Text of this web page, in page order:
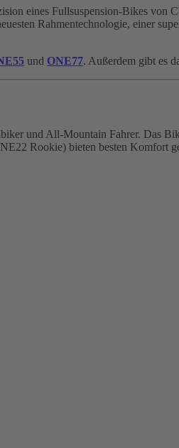
eines Fullsuspension-Bikes
Rahmentechnologie, einer
und ONE77. Außerdem gibt es
und All-Mountain Fahrer. Das
Rookie) bieten besten Komfort